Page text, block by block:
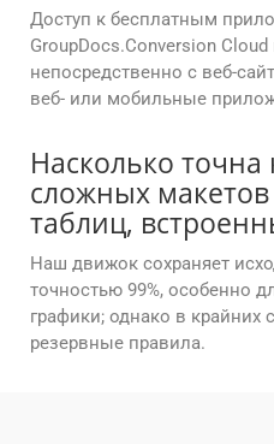
Доступ к бесплатным
GroupDocs.Conversion
непосредственно с веб-
веб- или мобильные
Насколько точна
сложных
таблиц,
Наш движок сохраняет
точностью 99%, особенно
графики; однако в крайних
резервные правила.